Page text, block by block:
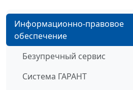
Информационно-правовое
обеспечение
Безупречный сервис
Система ГАРАНТ